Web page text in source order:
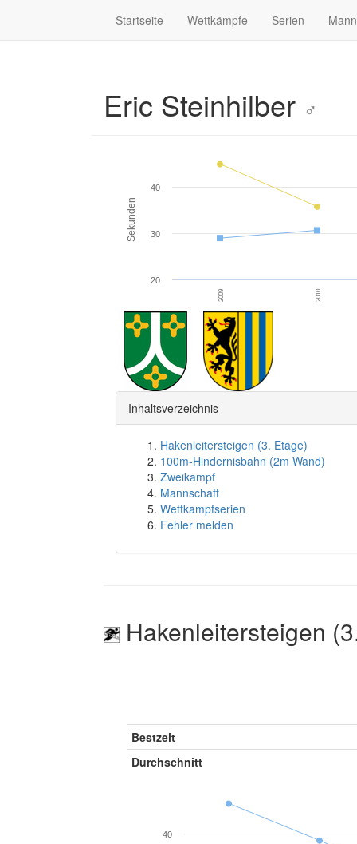
Startseite Wettkämpfe Serien
Eric Steinhilber ♂
Sekunden
2009 2010
20
30
40
Inhaltsverzeichnis
Hakenleitersteigen (3. Etage)
100m-Hindernisbahn (2m Wand)
Zweikampf
Mannschaft
Wettkampfserien
Fehler melden
Hakenleitersteigen
Bestzeit
Durchschnitt
40